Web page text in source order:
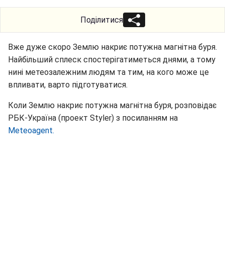
Поділитися
Вже дуже скоро Землю накриє потужна магнітна буря.
Найбільший сплеск спостерігатиметься днями, а тому
нині метеозалежним людям та тим, на кого може це
впливати, варто підготуватися.
Коли Землю накриє потужна магнітна буря, розповідає
РБК-Україна (проект Styler) з посиланням на
Meteoagent.